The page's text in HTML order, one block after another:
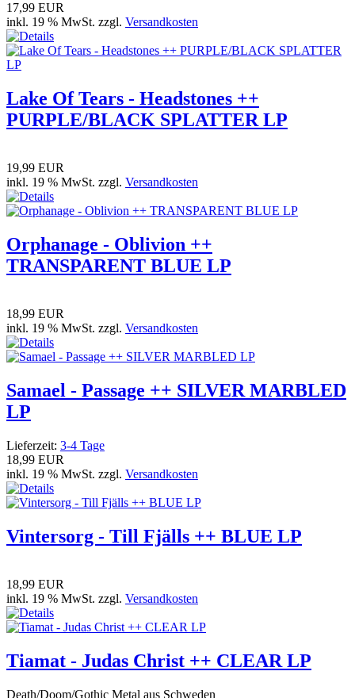
17,99 EUR
inkl. 19 % MwSt. zzgl. Versandkosten
Lake Of Tears - Headstones ++
PURPLE/BLACK SPLATTER LP
19,99 EUR
inkl. 19 % MwSt. zzgl. Versandkosten
Orphanage - Oblivion ++
TRANSPARENT BLUE LP
18,99 EUR
inkl. 19 % MwSt. zzgl. Versandkosten
Samael - Passage ++ SILVER MARBLED
LP
Lieferzeit: 3-4 Tage
18,99 EUR
inkl. 19 % MwSt. zzgl. Versandkosten
Vintersorg - Till Fjälls ++ BLUE LP
18,99 EUR
inkl. 19 % MwSt. zzgl. Versandkosten
Tiamat - Judas Christ ++ CLEAR LP
Death/Doom/Gothic Metal aus Schweden